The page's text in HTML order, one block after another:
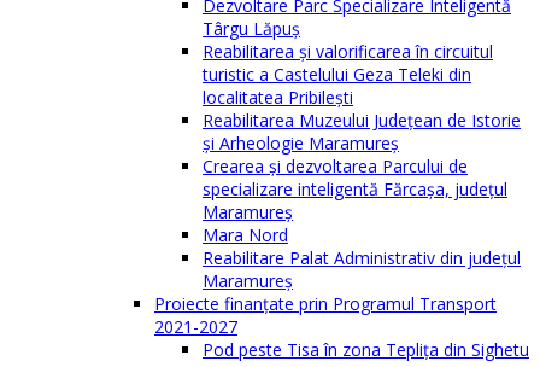
Dezvoltare Parc Specializare Inteligentă
Târgu Lăpuș
Reabilitarea și valorificarea în circuitul
turistic a Castelului Geza Teleki din
localitatea Pribilești
Reabilitarea Muzeului Județean de Istorie
și Arheologie Maramureș
Crearea și dezvoltarea Parcului de
specializare inteligentă Fărcașa, județul
Maramureș
Mara Nord
Reabilitare Palat Administrativ din județul
Maramureș
Proiecte finanțate prin Programul Transport
2021-2027
Pod peste Tisa în zona Teplița din Sighetu